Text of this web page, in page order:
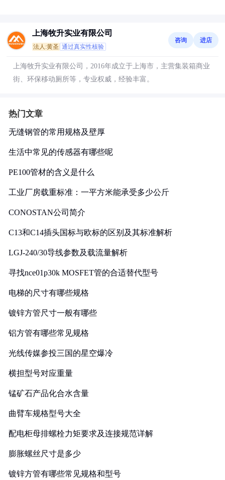
上海牧升实业有限公司
法人:黄圣 通过真实性核验
咨询 进店
上海牧升实业有限公司，2016年成立于上海市，主营集装箱商业
街、环保移动厕所等，专业权威，经验丰富。
热门文章
无缝钢管的常用规格及壁厚
生活中常见的传感器有哪些呢
PE100管材的含义是什么
工业厂房载重标准：一平方米能承受多少公斤
CONOSTAN公司简介
C13和C14插头国标与欧标的区别及其标准解析
LGJ-240/30导线参数及载流量解析
寻找nce01p30k MOSFET管的合适替代型号
电梯的尺寸有哪些规格
镀锌方管尺寸一般有哪些
铝方管有哪些常见规格
光线传媒参投三国的星空爆冷
横担型号对应重量
锰矿石产品化合水含量
曲臂车规格型号大全
配电柜母排螺栓力矩要求及连接规范详解
膨胀螺丝尺寸是多少
镀锌方管有哪些常见规格和型号